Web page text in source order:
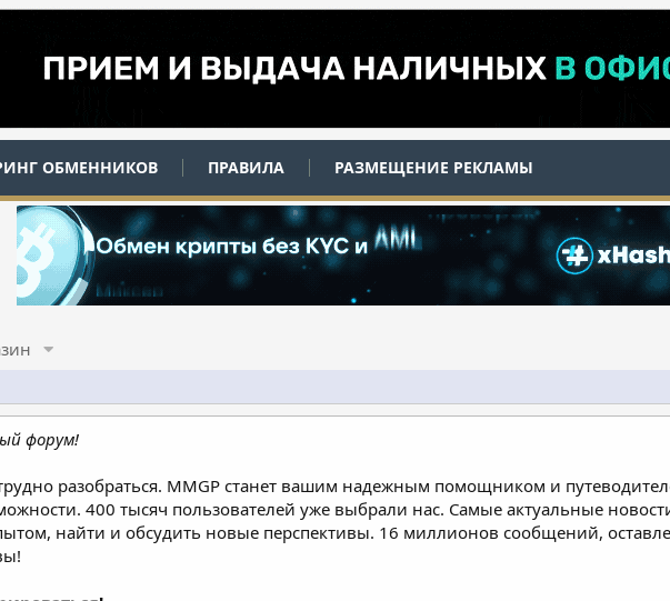
ОБМЕННИКОВ ПРАВИЛА РАЗМЕЩЕНИЕ РЕКЛАМЫ
форум!
разобраться. MMGP станет вашим надежным помощником и
400 тысяч пользователей уже выбрали нас. Самые актуальные
найти и обсудить новые перспективы. 16 миллионов сообщений,